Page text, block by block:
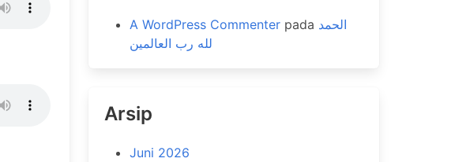
A WordPress Commenterpada الحمد
لله رب العالمين
Arsip
Juni 2026